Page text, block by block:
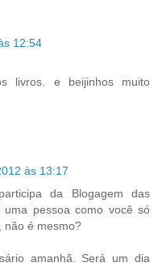
12:54
livros. e beijinhos muito
às 13:17
da Blogagem das
uma pessoa como você só
, não é mesmo?
amanhã. Será um dia